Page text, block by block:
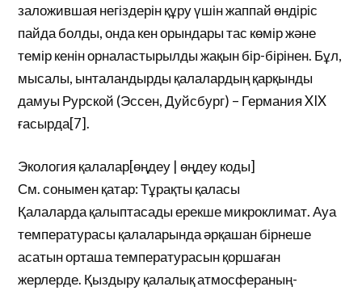
заложившая негіздерін құру үшін жаппай өндіріс
пайда болды, онда кен орындары тас көмір және
темір кенін орналастырылды жақын бір-бірінен. Бұл,
мысалы, ынталандырды қалалардың қарқынды
дамуы Рурской (Эссен, Дуйсбург) – Германия XIX
ғасырда[7].
Экология қалалар[өңдеу | өңдеу коды]
См. сонымен қатар: Тұрақты қаласы
Қалаларда қалыптасады ерекше микроклимат. Ауа
температурасы қалаларында әрқашан бірнеше
асатын орташа температурасын қоршаған
жерлерде. Қыздыру қалалық атмосфераның-